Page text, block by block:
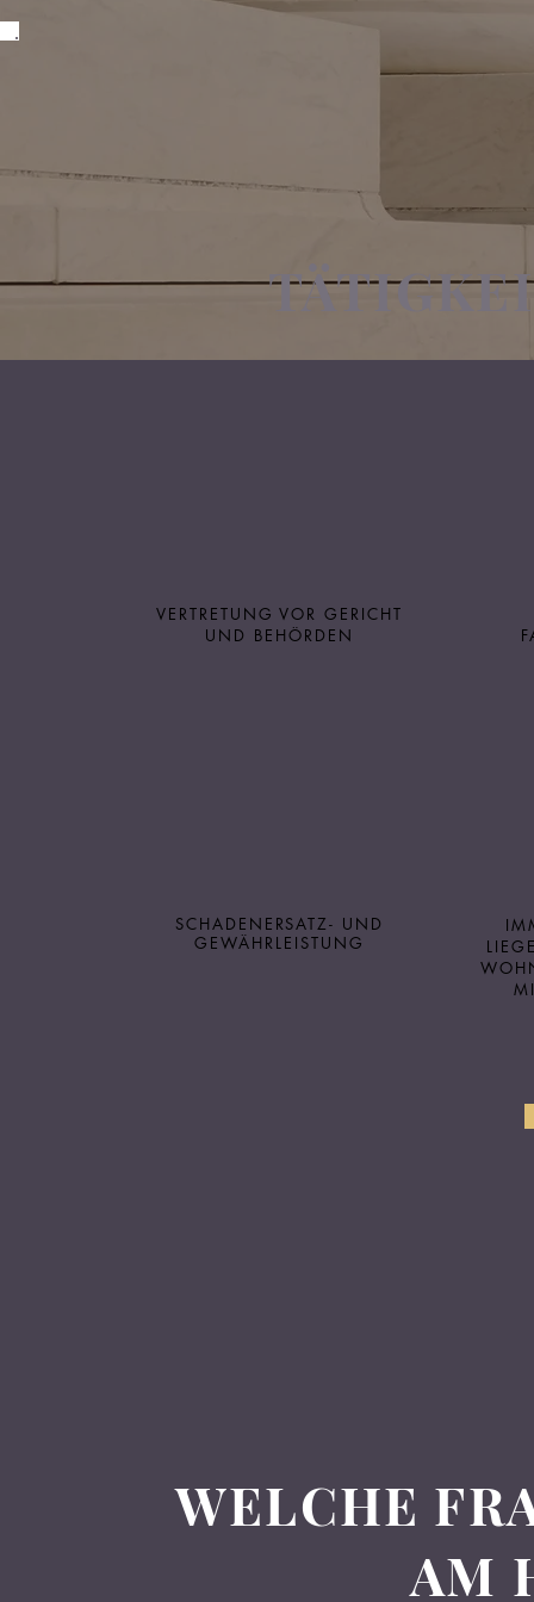
VERTRETUNG VOR GERICHT
UND BEHÖRDEN
SCHADENERSATZ- UND
GEWÄHRLEISTUNG
WELCHE
AM